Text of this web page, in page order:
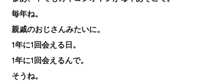
毎年ね。
親戚のおじさんみたいに。
1年に1回会える日。
1年に1回会えるんで。
そうね。